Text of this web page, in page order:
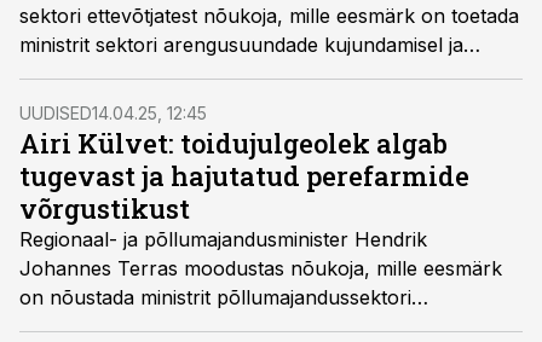
sektori ettevõtjatest nõukoja, mille eesmärk on toetada
ministrit sektori arengusuundade kujundamisel ja
väljakutsete lahendamisel. Nõukoja liikmena panustab
oma teadmiste ja kogemustega ka Agrone OÜ juhatuse
liige Margus Muld, kelle sõnul vajab Eesti
põllumajandus nii poliitilist prioriteetsust Euroopa
tasandil kui ka stabiilset ja prognoositavat keskkonda
kodumaal.
UUDISED14.04.25, 12:45
Airi Külvet: toidujulgeolek algab
tugevast ja hajutatud perefarmide
võrgustikust
Regionaal- ja põllumajandusminister Hendrik
Johannes Terras moodustas nõukoja, mille eesmärk
on nõustada ministrit põllumajandussektori
arendamisel ja valdkonna ees seisvate väljakutsete